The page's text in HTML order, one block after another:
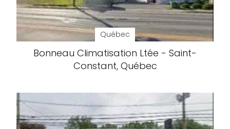
Québec
Bonneau Climatisation Ltée - Saint-
Constant, Québec